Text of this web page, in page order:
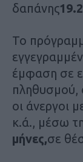
δαπάνης
Το
έμφαση σε
πληθυσμού,
οι άνεργοι
κ.ά., μέσω
μήνες,σε